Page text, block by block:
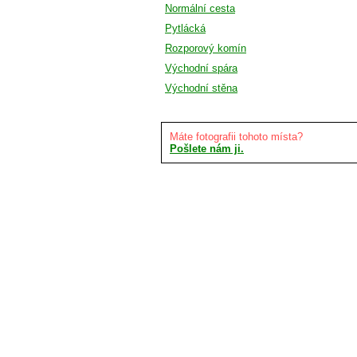
Normální cesta
Pytlácká
Rozporový komín
Východní spára
Východní stěna
Máte fotografii tohoto místa?
Pošlete nám ji.